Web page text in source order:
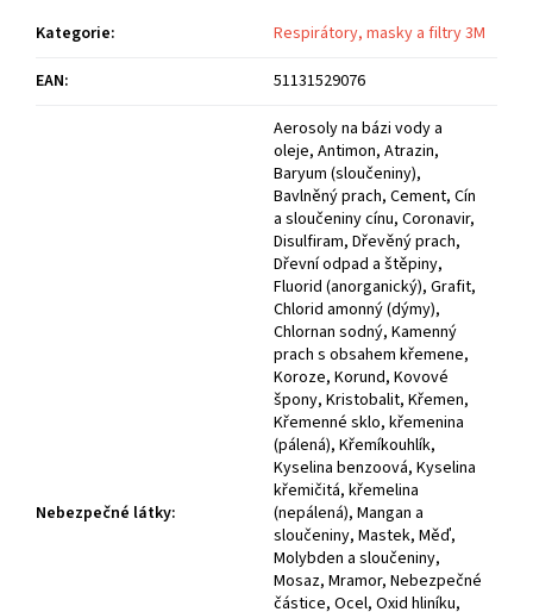
Kategorie:
Respirátory, masky a filtry 3M
EAN: 51131529076
Nebezpečné látky:
Aerosoly na bázi vody a
oleje, Antimon, Atrazin,
Baryum (sloučeniny),
Bavlněný prach, Cement, Cín
a sloučeniny cínu, Coronavir,
Disulfiram, Dřevěný prach,
Dřevní odpad a štěpiny,
Fluorid (anorganický), Grafit,
Chlorid amonný (dýmy),
Chlornan sodný, Kamenný
prach s obsahem křemene,
Koroze, Korund, Kovové
špony, Kristobalit, Křemen,
Křemenné sklo, křemenina
(pálená), Křemíkouhlík,
Kyselina benzoová, Kyselina
křemičitá, křemelina
(nepálená), Mangan a
sloučeniny, Mastek, Měď,
Molybden a sloučeniny,
Mosaz, Mramor, Nebezpečné
částice, Ocel, Oxid hliníku,